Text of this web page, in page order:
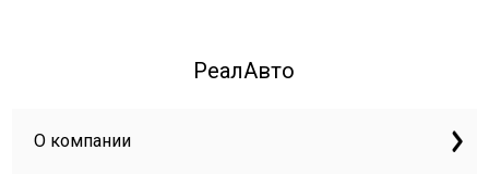
РеалАвто
О компании